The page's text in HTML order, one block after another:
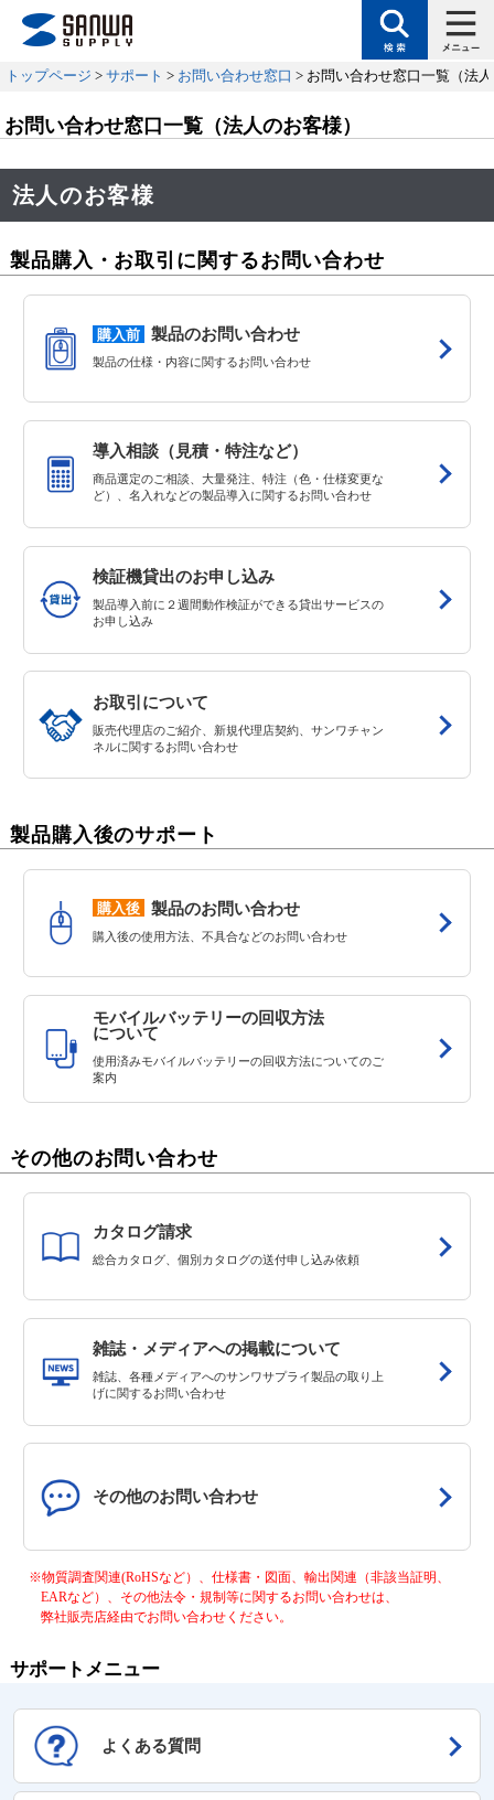
トップページ > サポート > お問い合わせ窓口 > お問い合わせ窓口一覧（法
お問い合わせ窓口一覧（法人のお客様）
法人のお客様
製品購入・お取引に関するお問い合わせ
購入前 製品のお問い合わせ
製品の仕様・内容に関するお問い合わせ
導入相談（見積・特注など）
商品選定のご相談、大量発注、特注（色・仕様変更な
ど）、名入れなどの製品導入に関するお問い合わせ
検証機貸出のお申し込み
製品導入前に２週間動作検証ができる貸出サービスの
お申し込み
お取引について
販売代理店のご紹介、新規代理店契約、サンワチャン
ネルに関するお問い合わせ
製品購入後のサポート
購入後 製品のお問い合わせ
購入後の使用方法、不具合などのお問い合わせ
モバイルバッテリーの回収方法
について
使用済みモバイルバッテリーの回収方法についてのご
案内
その他のお問い合わせ
カタログ請求
総合カタログ、個別カタログの送付申し込み依頼
雑誌・メディアへの掲載について
雑誌、各種メディアへのサンワサプライ製品の取り上
げに関するお問い合わせ
その他のお問い合わせ
※物質調査関連(RoHSなど）、仕様書・図面、輸出関連（非該当証明、
EARなど）、その他法令・規制等に関するお問い合わせは、
弊社販売店経由でお問い合わせください。
サポートメニュー
よくある質問